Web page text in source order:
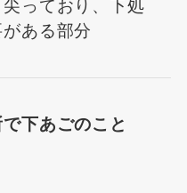
っており、下処
ある部分
下あごのこと